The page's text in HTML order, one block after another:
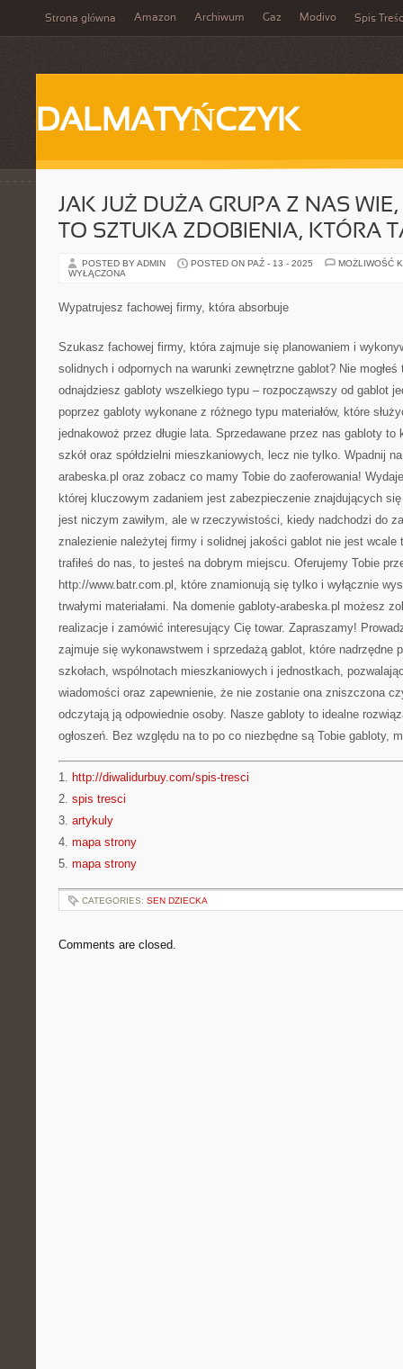
Strona główna Amazon Archiwum Gaz Modivo Spis
DALMATYŃCZYK
JAK JUŻ DUŻA GRUPA Z NAS
TO SZTUKA ZDOBIENIA, KTÓRA
POSTED BY ADMIN POSTED ON PAŹ - 13 - 2025
MOŻLIWOŚĆ
WYŁĄCZONA
Wypatrujesz fachowej firmy, która absorbuje
Szukasz fachowej firmy, która zajmuje się planowaniem i
solidnych i odpornych na warunki zewnętrzne gablot? Nie
odnajdziesz gabloty wszelkiego typu – rozpocząwszy od gablot
poprzez gabloty wykonane z różnego typu materiałów, które
jednakowoż przez długie lata. Sprzedawane przez nas gabloty to
szkół oraz spółdzielni mieszkaniowych, lecz nie tylko. Wpadnij
arabeska.pl oraz zobacz co mamy Tobie do zaoferowania!
której kluczowym zadaniem jest zabezpieczenie znajdujących
jest niczym zawiłym, ale w rzeczywistości, kiedy nadchodzi do
znalezienie należytej firmy i solidnej jakości gablot nie jest wcale
trafiłeś do nas, to jesteś na dobrym miejscu. Oferujemy Tobie
http://www.batr.com.pl, które znamionują się tylko i wyłącznie
trwałymi materiałami. Na domenie gabloty-arabeska.pl możesz
realizacje i zamówić interesujący Cię towar. Zapraszamy!
zajmuje się wykonawstwem i sprzedażą gablot, które nadrzędne
szkołach, wspólnotach mieszkaniowych i jednostkach,
wiadomości oraz zapewnienie, że nie zostanie ona zniszczona
odczytają ją odpowiednie osoby. Nasze gabloty to idealne
ogłoszeń. Bez względu na to po co niezbędne są Tobie gabloty,
1. http://diwalidurbuy.com/spis-tresci
2. spis tresci
3. artykuly
4. mapa strony
5. mapa strony
CATEGORIES: SEN DZIECKA
Comments are closed.